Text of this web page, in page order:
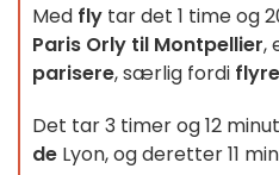
Med fly tar det 1 time og
Paris Orly til Montpellier,
parisere, særlig fordi
Det tar 3 timer og 12
de Lyon, og deretter 11